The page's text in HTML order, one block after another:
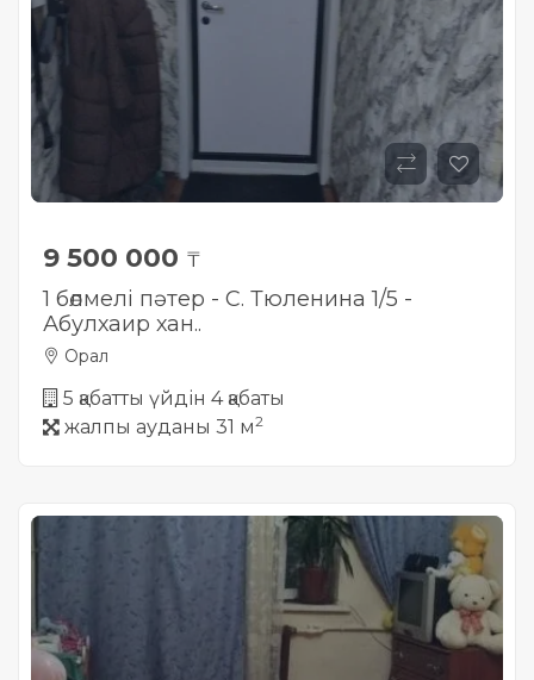
Жылжымайтын мүлік
объектісінің орналасқан
жері дұрыс анықталмай ма?
9 500 000 ₸
1 бөлмелі пәтер - С. Тюленина 1/5 -
Абулхаир хан..
Орал
5 қабатты үйдін 4 қабаты
жалпы ауданы 31 м2